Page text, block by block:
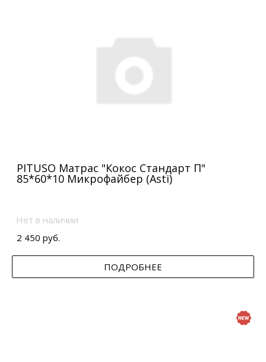
PITUSO Матрас "Кокос Стандарт П"
85*60*10 Микрофайбер (Asti)
Нет в наличии
2 450 руб.
ПОДРОБНЕЕ